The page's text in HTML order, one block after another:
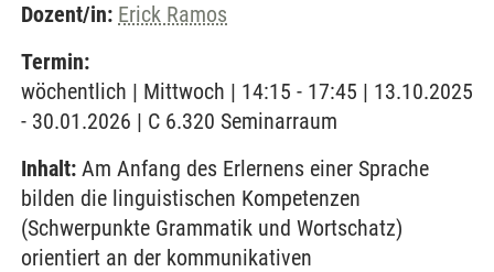
Dozent/in: Erick Ramos
Termin:
wöchentlich | Mittwoch | 14:15 - 17:45 | 13.10.2025
- 30.01.2026 | C 6.320 Seminarraum
Inhalt: Am Anfang des Erlernens einer Sprache
bilden die linguistischen Kompetenzen
(Schwerpunkte Grammatik und Wortschatz)
orientiert an der kommunikativen